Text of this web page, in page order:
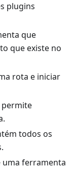
plugins
que
que existe no
rota e iniciar
permite
todos os
uma ferramenta